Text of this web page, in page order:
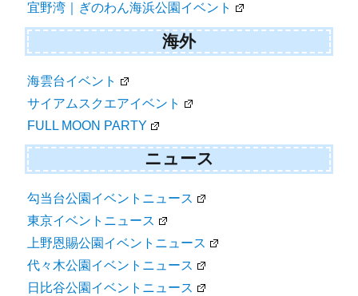
宜野湾｜ぎのわん海浜公園イベント
海外
海雲台イベント
サイアムスクエアイベント
FULL MOON PARTY
ニュース
勾当台公園イベントニュース
東京イベントニュース
上野恩賜公園イベントニュース
代々木公園イベントニュース
日比谷公園イベントニュース